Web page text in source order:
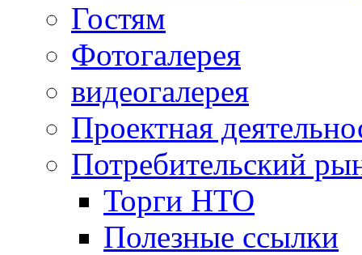
Гостям
Фотогалерея
видеогалерея
Проектная
Потребительский
Торги НТО
Полезные ссылки